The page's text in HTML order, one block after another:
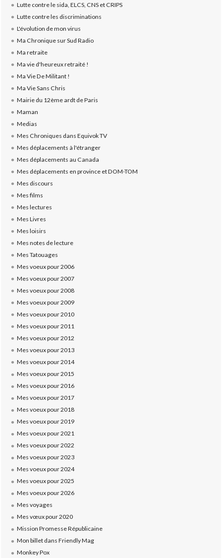
Lutte contre le sida, ELCS, CNS et CRIPS
Lutte contre les discriminations
L'évolution de mon virus
Ma Chronique sur Sud Radio
Ma retraite
Ma vie d'heureux retraité !
Ma Vie De Militant !
Ma Vie Sans Chris
Mairie du 12ème ardt de Paris
Maman
Medias
Mes Chroniques dans Equivok TV
Mes déplacements à l'étranger
Mes déplacements au Canada
Mes déplacements en province et DOM-TOM
Mes discours
Mes films
Mes lectures
Mes Livres
Mes loisirs
Mes notes de lecture
Mes Tatouages
Mes voeux pour 2006
Mes voeux pour 2007
Mes voeux pour 2008
Mes voeux pour 2009
Mes voeux pour 2010
Mes voeux pour 2011
Mes voeux pour 2012
Mes voeux pour 2013
Mes voeux pour 2014
Mes voeux pour 2015
Mes voeux pour 2016
Mes voeux pour 2017
Mes voeux pour 2018
Mes voeux pour 2019
Mes voeux pour 2021
Mes voeux pour 2022
Mes voeux pour 2023
Mes voeux pour 2024
Mes voeux pour 2025
Mes voeux pour 2026
Mes voyages
Mes vœux pour 2020
Mission Promesse Républicaine
Mon billet dans Friendly Mag
Monkey Pox